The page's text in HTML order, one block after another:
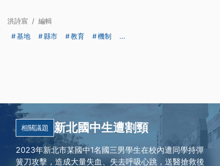
洪詩宸 / 編輯
基地
縣市 教育 機制 ...
相關議題 新北國中生遭割頸
2023年新北市某國中1名國三男學生在校內遭同學持彈
簧刀攻擊，造成大量失血、失去呼吸心跳，送醫搶救後